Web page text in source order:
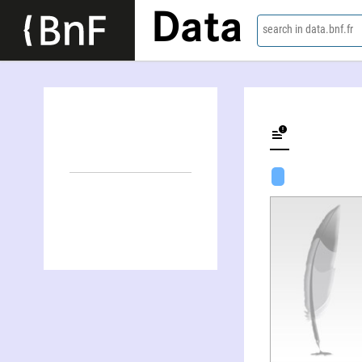
Data search in data.bnf.fr